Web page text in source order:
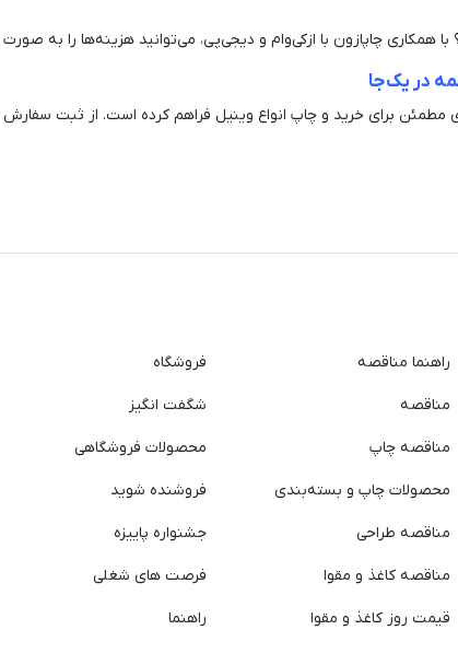
با همکاری چاپازون با ازکی‌وام و دیجی‌پی، می‌توانید هزینه‌ها را به
در یک‌جا
برای خرید و چاپ انواع وینیل فراهم کرده است. از ثبت
راهنما مناقصه
مناقصه
مناقصه چاپ
محصولات چاپ و بسته‌بندی
مناقصه طراحی
مناقصه کاغذ و مقوا
قیمت روز کاغذ و مقوا
فروشگاه
شگفت انگیز
محصولات فروشگاهی
فروشنده شوید
جشنواره پاییزه
فرصت های شغلی
راهنما